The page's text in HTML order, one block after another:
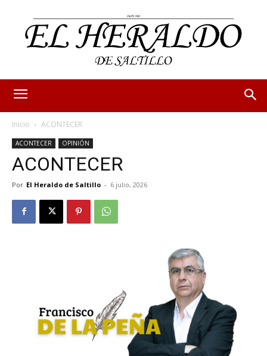
Inicio ACONTECER
ACONTECER OPINIÓN
ACONTECER
Por El Heraldo de Saltillo - 6 julio, 2026